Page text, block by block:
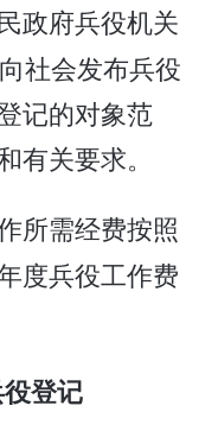
政府兵役机关
社会发布兵役
记的对象范
有关要求。
所需经费按照
度兵役工作费
登记